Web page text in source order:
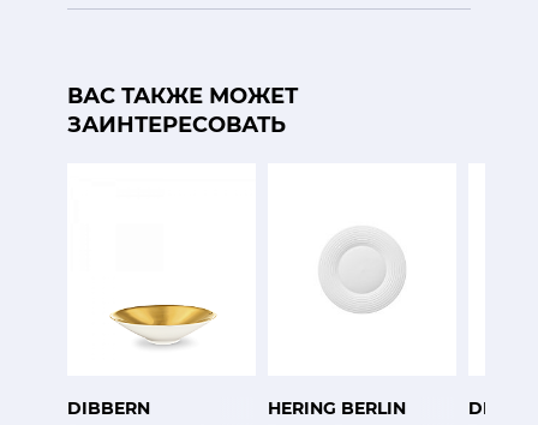
ВАС ТАКЖЕ МОЖЕТ
ЗАИНТЕРЕСОВАТЬ
DIBBERN HERING BERLIN